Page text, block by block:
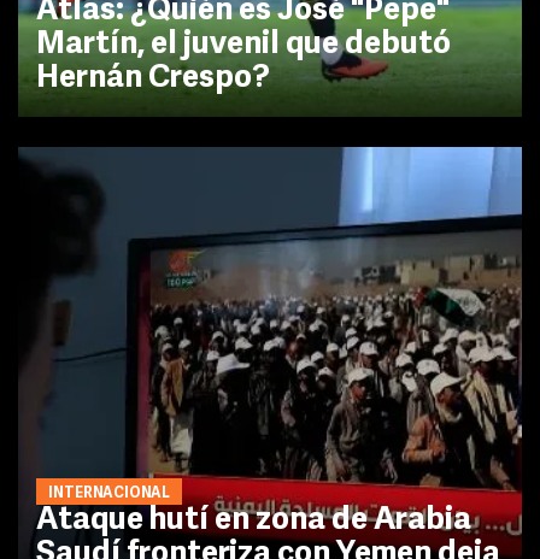
Atlas: ¿Quién es José "Pepe"
Martín, el juvenil que debutó
Hernán Crespo?
INTERNACIONAL
Ataque hutí en zona de Arabia